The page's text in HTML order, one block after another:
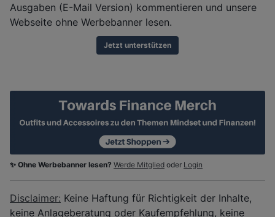
Ausgaben (E-Mail Version) kommentieren und unsere
Webseite ohne Werbebanner lesen.
Jetzt unterstützen
✨ Ohne Werbebanner lesen? Werde Mitglied oder Login
Disclaimer: Keine Haftung für Richtigkeit der Inhalte,
keine Anlageberatung oder Kaufempfehlung, keine